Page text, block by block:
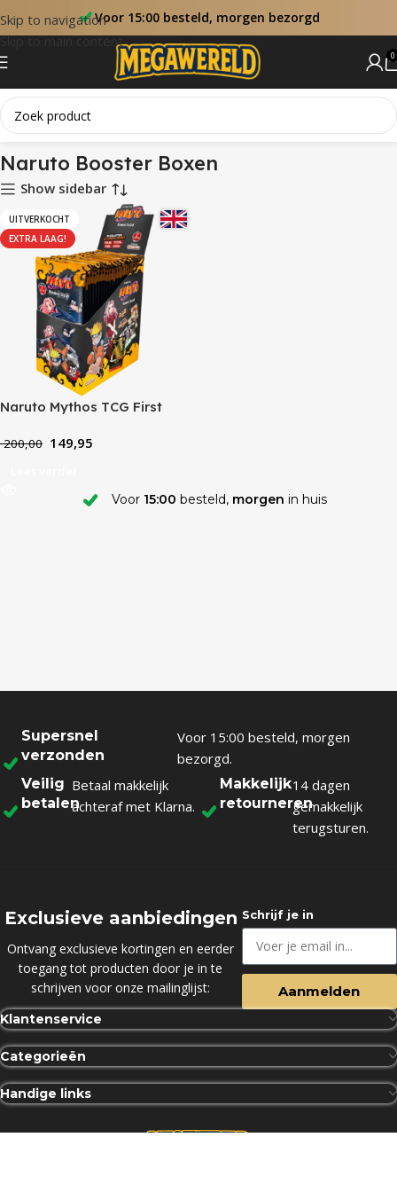
Skip to navigation
Skip to main content
Voor 15:00 besteld, morgen bezorgd
0
Home Naruto Booster Boxen
Naruto Booster Boxen
Show sidebar
UITVERKOCHT
EXTRA LAAG!
Naruto Mythos TCG First
200,00 149,95
Voor 15:00 besteld, morgen in huis
Supersnel
verzonden
Voor 15:00 besteld, morgen
bezorgd.
Veilig
betalen
Betaal makkelijk
achteraf met Klarna.
Makkelijk
retourneren
14 dagen
gemakkelijk
terugsturen.
Exclusieve aanbiedingen
Ontvang exclusieve kortingen en eerder
toegang tot producten door je in te
schrijven voor onze mailinglijst:
Schrijf je in
Aanmelden
Klantenservice
Categorieën
Handige links